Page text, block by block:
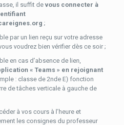
il suffit de vous connecter à
;
par un lien reçu sur votre adresse
voudrez bien vérifier dès ce soir ;
en cas d’absence de lien,
« Teams » en rejoignant
: classe de 2nde E) fonction
de tâches verticale à gauche de
à vos cours à l’heure et
les consignes du professeur